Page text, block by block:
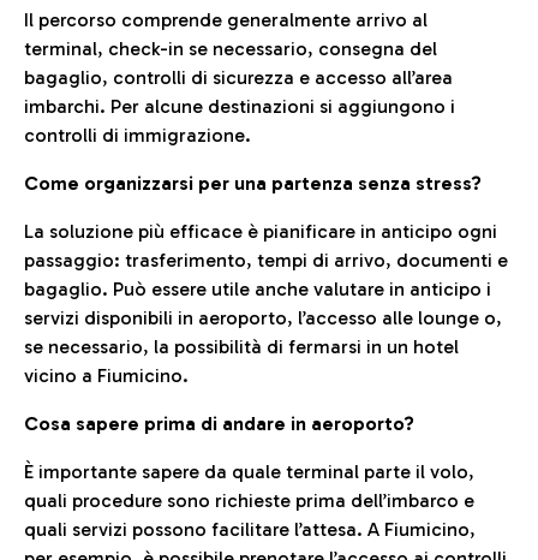
Il percorso comprende generalmente arrivo al
terminal, check-in se necessario, consegna del
bagaglio, controlli di sicurezza e accesso all’area
imbarchi. Per alcune destinazioni si aggiungono i
controlli di immigrazione.
Come organizzarsi per una partenza senza stress?
La soluzione più efficace è pianificare in anticipo ogni
passaggio: trasferimento, tempi di arrivo, documenti e
bagaglio. Può essere utile anche valutare in anticipo i
servizi disponibili in aeroporto, l’accesso alle lounge o,
se necessario, la possibilità di fermarsi in un hotel
vicino a Fiumicino.
Cosa sapere prima di andare in aeroporto?
È importante sapere da quale terminal parte il volo,
quali procedure sono richieste prima dell’imbarco e
quali servizi possono facilitare l’attesa. A Fiumicino,